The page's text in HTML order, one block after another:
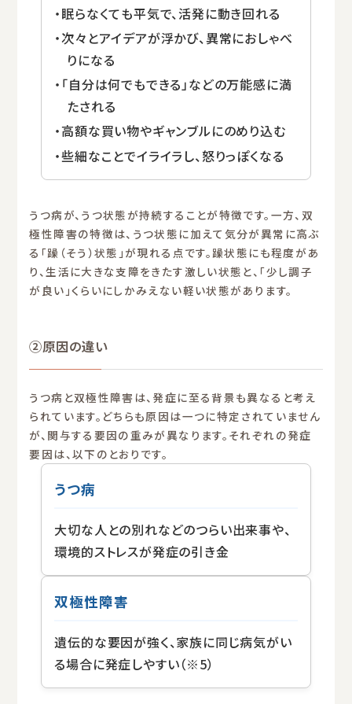
・眠らなくても平気で、活発に動き回れる
・次々とアイデアが浮かび、異常におしゃべ
りになる
・「自分は何でもできる」などの万能感に満
たされる
・高額な買い物やギャンブルにのめり込む
・些細なことでイライラし、怒りっぽくなる
うつ病が、うつ状態が持続することが特徴です。一方、双
極性障害の特徴は、うつ状態に加えて気分が異常に高ぶ
る「躁（そう）状態」が現れる点です。躁状態にも程度があ
り、生活に大きな支障をきたす激しい状態と、「少し調子
が良い」くらいにしかみえない軽い状態があります。
②原因の違い
うつ病と双極性障害は、発症に至る背景も異なると考え
られています。どちらも原因は一つに特定されていません
が、関与する要因の重みが異なります。それぞれの発症
要因は、以下のとおりです。
うつ病
大切な人との別れなどのつらい出来事や、
環境的ストレスが発症の引き金
双極性障害
遺伝的な要因が強く、家族に同じ病気がい
る場合に発症しやすい（※5）